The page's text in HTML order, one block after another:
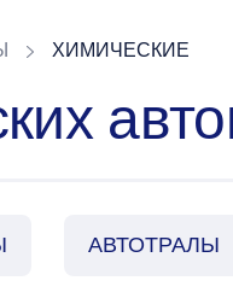
ХИМИЧЕСКИЕ
АВТОТРАЛЫ